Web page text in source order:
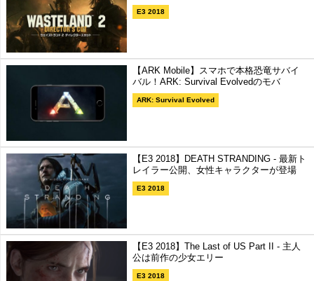
E3 2018
【ARK Mobile】スマホで本格恐竜サバイ
バル！ARK: Survival Evolvedのモバ
ARK: Survival Evolved
【E3 2018】DEATH STRANDING - 最新ト
レイラー公開、女性キャラクターが登場
E3 2018
【E3 2018】The Last of US Part II - 主人
公は前作の少女エリー
E3 2018